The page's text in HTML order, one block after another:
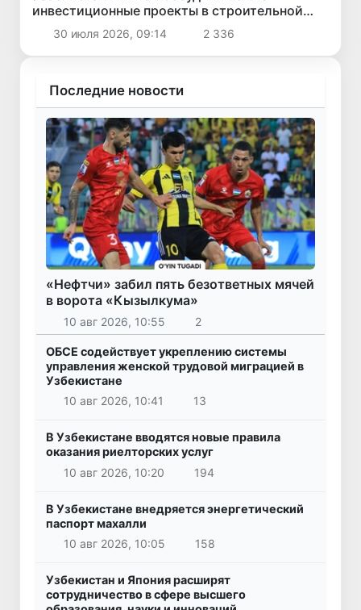
инвестиционные проекты в строительной
отрасли
30 июля 2026, 09:14 2 336
Последние новости
«Нефтчи» забил пять безответных мячей
в ворота «Кызылкума»
10 авг 2026, 10:55 2
ОБСЕ содействует укреплению системы
управления женской трудовой миграцией в
Узбекистане
10 авг 2026, 10:41
13
В Узбекистане вводятся новые правила
оказания риелторских услуг
10 авг 2026, 10:20
194
В Узбекистане внедряется энергетический
паспорт махалли
10 авг 2026, 10:05
158
Узбекистан и Япония расширят
сотрудничество в сфере высшего